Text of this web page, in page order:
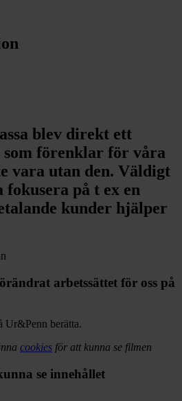
blev direkt ett
som förenklar för våra
vara utan den. Väldigt
på t ex en
kunder hjälper
arbetssättet för oss på
Ur&Penn berätta.
cookies för att kunna se filmen
se innehållet